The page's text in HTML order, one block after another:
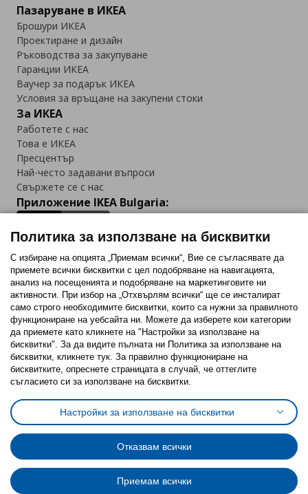
Пазаруване в ИКЕА
Брошури ИКЕА
Проектиране и дизайн
Ръководства за закупуване
Гаранции ИКЕА
Ваучер за подарък ИКЕА
Условия за връщане на закупени стоки
За ИКЕА
Работете с нас
Това е ИКЕА
Пресцентър
Най-често задавани въпроси
Свържете се с нас
Приложение IKEA Bulgaria:
Последвайте ни:
FacebookTwitterYoutubePinterestInstagram
Политика за използване на бисквитки (Cookies)
Избор на настройки за използване на бисквитки
Условия за ползване на ikea.bgОбща политика за личните данни
Политика за защита на личните данни на ikea.bg
Общи условия на програма IKEA Family
Политика за защита на лични данни на програма IKEA Family
Политика за използване на бисквитки
С избиране на опцията „Приемам всички“, Вие се съгласявате да
приемете всички бисквитки с цел подобряване на навигацията,
анализ на посещенията и подобряване на маркетинговите ни
активности. При избор на „Отхвърлям всички“ ще се инсталират
само строго необходимитe бисквитки, които са нужни за правилното
функциониране на уебсайта ни. Можете да изберете кои категории
да приемете като кликнете на "Настройки за използване на
бисквитки". За да видите пълната ни Политика за използване на
бисквитки, кликнете тук. За правилно функциониране на
бисквитките, опреснете страницата в случай, че оттеглите
съгласието си за използване на бисквитки.
Настройки за използване на бисквитки
Отказвам всички
Приемам всички